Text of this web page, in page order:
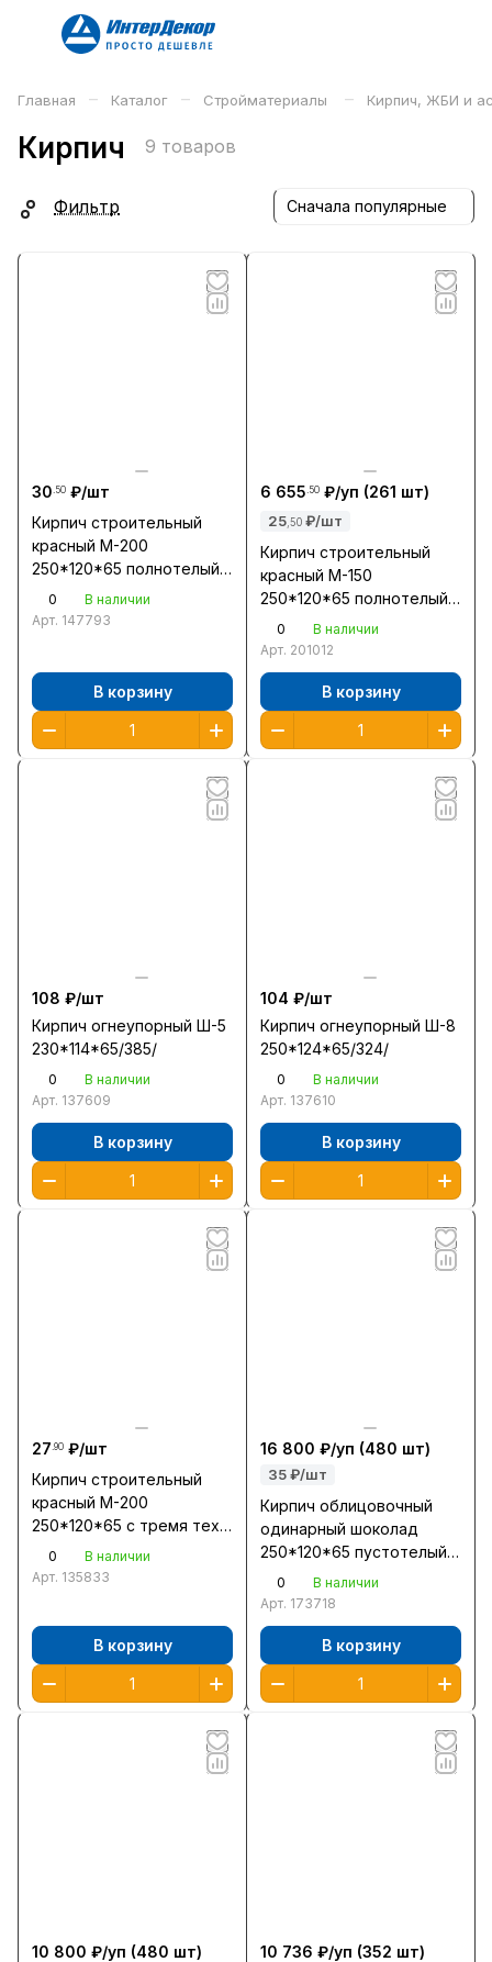
Главная – Каталог – Стройматериалы – Кирпич, ЖБИ и
Кирпич 9 товаров
Фильтр Сначала популярные
30.50 ₽/шт
Кирпич строительный
красный М-200
250*120*65 полнотелый/
Тула/
0
В наличии
Арт. 147793
В корзину
6 655.50 ₽/уп (261 шт)
25 ,50 ₽/шт
Кирпич строительный
красный М-150
250*120*65 полнотелый/
Болохово/400//273/261
0
В наличии
Арт. 201012
В корзину
108 ₽/шт
Кирпич огнеупорный Ш-5
230*114*65/385/
0
В наличии
Арт. 137609
В корзину
104 ₽/шт
Кирпич огнеупорный Ш-8
250*124*65/324/
0
В наличии
Арт. 137610
В корзину
27.90 ₽/шт
Кирпич строительный
красный М-200
250*120*65 с тремя тех
отверстиями
пустотность 13%/Тула
0
В наличии
Арт. 135833
В корзину
16 800 ₽/уп (480 шт)
35 ₽/шт
Кирпич облицовочный
одинарный шоколад
250*120*65 пустотелый
по ГОСТ 530-2012
Новомосковск/480/
0
В наличии
Арт. 173718
В корзину
10 800 ₽/уп (480 шт) 10 736 ₽/уп (352 шт)